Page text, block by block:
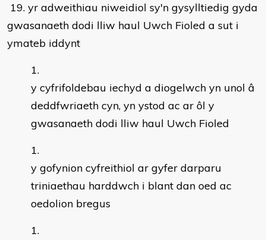
19. yr adweithiau niweidiol sy'n gysylltiedig gyda
gwasanaeth dodi lliw haul Uwch Fioled a sut i
ymateb iddynt
y cyfrifoldebau iechyd a diogelwch yn unol â
deddfwriaeth cyn, yn ystod ac ar ôl y
gwasanaeth dodi lliw haul Uwch Fioled
y gofynion cyfreithiol ar gyfer darparu
triniaethau harddwch i blant dan oed ac
oedolion bregus